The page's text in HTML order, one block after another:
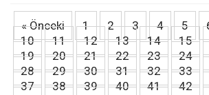
« Önceki 1 2 3 4 5
10
11 12 13 14 15
19
20 21 22 23 24
28
29 30 31 32 33
37
38 39 40 41 42